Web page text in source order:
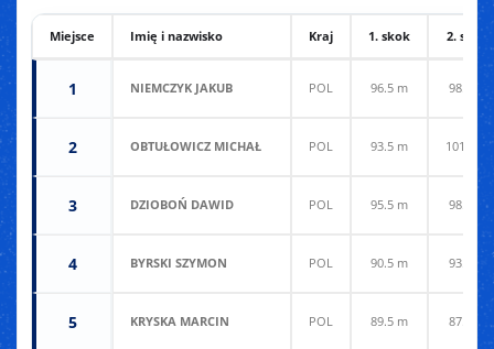
Miejsce Imię i nazwisko Kraj 1. skok 2. skok
1 NIEMCZYK JAKUB POL 96.5 m 98.5 m
2 OBTUŁOWICZ MICHAŁ POL 93.5 m 101.0 m
3 DZIOBOŃ DAWID POL 95.5 m 98.0 m
4 BYRSKI SZYMON POL 90.5 m 93.5 m
5 KRYSKA MARCIN POL 89.5 m 87.5 m